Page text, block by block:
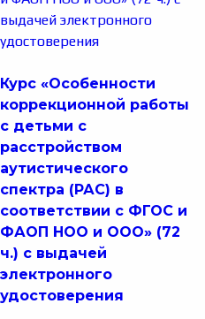
Курс «Особенности
коррекционной работы
с детьми с
расстройством
аутистического
спектра (РАС) в
соответствии с ФГОС и
ФАОП НОО и ООО» (72
ч.) с выдачей
электронного
удостоверения